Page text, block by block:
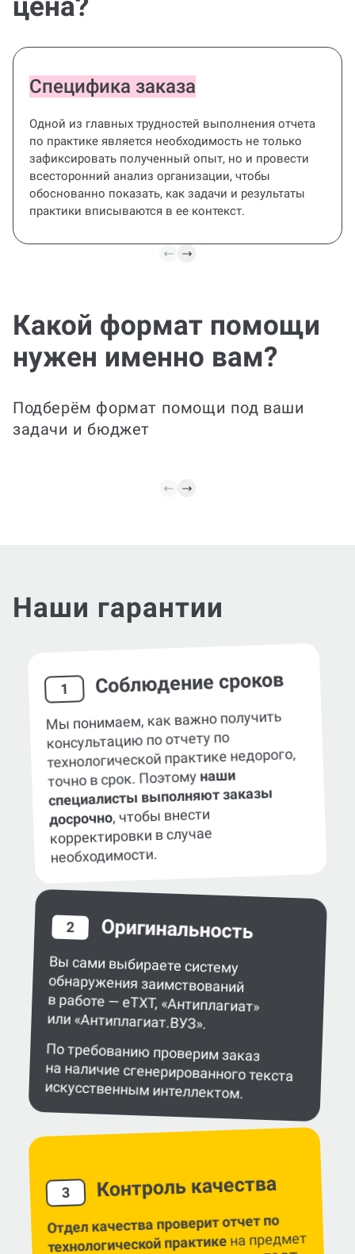
Специфика заказа
Одной из главных трудностей выполнения отчета
по практике является необходимость не только
зафиксировать полученный опыт, но и провести
всесторонний анализ организации, чтобы
обоснованно показать, как задачи и результаты
практики вписываются в ее контекст.
Какой формат помощи
нужен именно вам?
Подберём формат помощи под ваши
задачи и бюджет
Все этапы
включены
оформления документа в
соответствии с
требованиями ВУЗа. Мы
соберем данные,
подготовим итоговый
отчет с выводами и
рекомендациями.
но
и
Наши гарантии
1 Соблюдение сроков
Мы понимаем, как важно получить
консультацию по отчету по
технологической практике недорого,
точно в срок. Поэтому наши
специалисты выполняют заказы
досрочно, чтобы внести
корректировки в случае
необходимости.
2 Оригинальность
Вы сами выбираете систему
обнаружения заимствований
в работе — eTXT, «Антиплагиат»
или «Антиплагиат.ВУЗ».
По требованию проверим заказ
на наличие сгенерированного текста
искусственным интеллектом.
3 Контроль качества
Отдел качества проверит отчет по
технологической практикена предмет